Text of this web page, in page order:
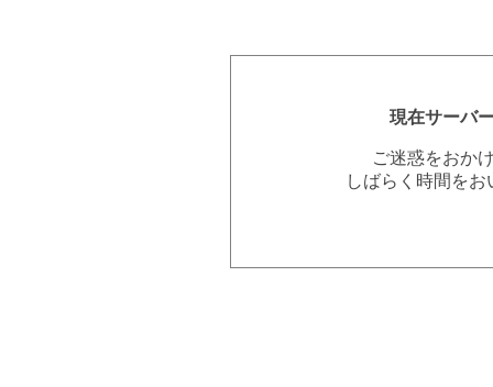
現在サーバ
ご迷惑をおか
しばらく時間を